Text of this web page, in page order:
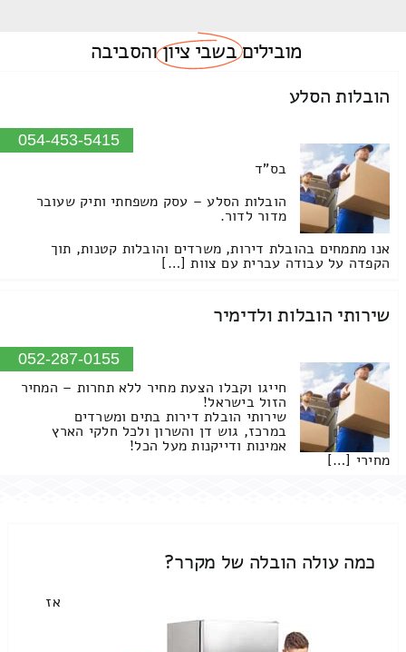
מוביליםבשבי ציוןוהסביבה
הובלות הסלע
054-453-5415
בס"ד
הובלות הסלע – עסק משפחתי ותיק שעובר
מדור לדור.
אנו מתמחים בהובלת דירות, משרדים והובלות קטנות, תוך
הקפדה על עבודה עברית עם צוות […]
שירותי הובלות ולדימיר
052-287-0155
חייגו וקבלו הצעת מחיר ללא תחרות – המחיר
הזול בישראל!
שירותי הובלת דירות בתים ומשרדים
במרכז, גוש דן והשרון ולכל חלקי הארץ
אמינות ודייקנות מעל הכל!
מחירי […]
כמה עולה הובלה של מקרר?
אז